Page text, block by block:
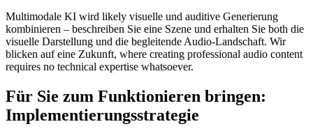
Multimodale KI wird likely visuelle und auditive Generierung
kombinieren – beschreiben Sie eine Szene und erhalten Sie both die
visuelle Darstellung und die begleitende Audio-Landschaft. Wir
blicken auf eine Zukunft, where creating professional audio content
requires no technical expertise whatsoever.
Für Sie zum Funktionieren bringen:
Implementierungsstrategie